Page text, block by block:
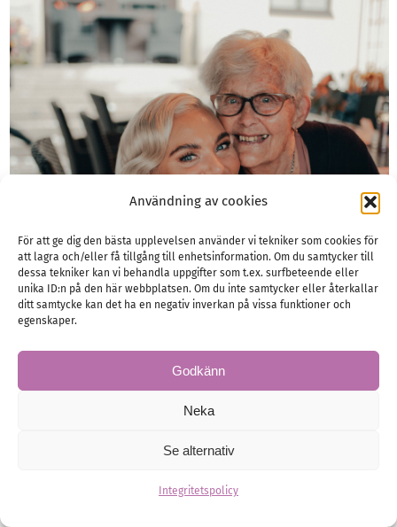
Användning av cookies
För att ge dig den bästa upplevelsen använder vi tekniker som cookies för
att lagra och/eller få tillgång till enhetsinformation. Om du samtycker till
dessa tekniker kan vi behandla uppgifter som t.ex. surfbeteende eller
unika ID:n på den här webbplatsen. Om du inte samtycker eller återkallar
ditt samtycke kan det ha en negativ inverkan på vissa funktioner och
egenskaper.
Godkänn
Neka
Se alternativ
Integritetspolicy